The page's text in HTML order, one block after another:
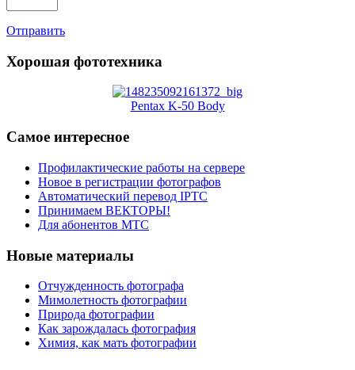
Отправить
Хорошая фототехника
Pentax K-50 Body
Самое интересное
Профилактические работы на сервере
Новое в регистрации фотографов
Автоматический перевод IPTC
Принимаем ВЕКТОРЫ!
Для абонентов МТС
Новые материалы
Отчужденность фотографа
Мимолетность фотографии
Природа фотографии
Как зарождалась фотография
Химия, как мать фотографии